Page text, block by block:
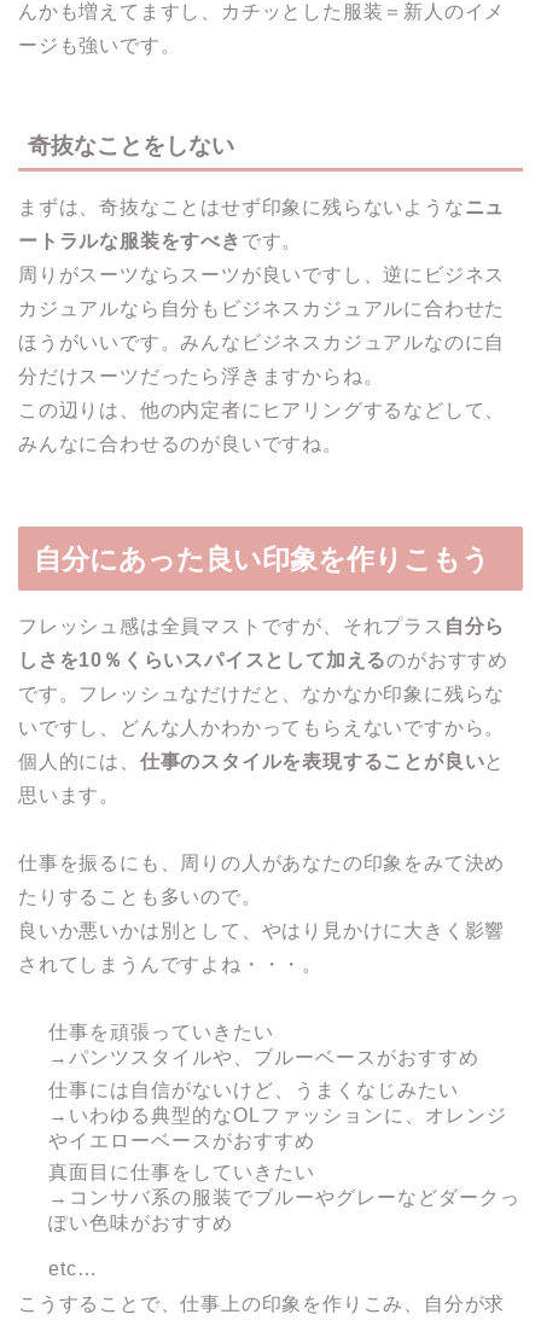
んかも増えてますし、カチッとした服装＝新人のイメ
ージも強いです。
奇抜なことをしない
まずは、奇抜なことはせず印象に残らないようなニュ
ートラルな服装をすべき です。
周りがスーツならスーツが良いですし、逆にビジネス
カジュアルなら自分もビジネスカジュアルに合わせた
ほうがいいです。みんなビジネスカジュアルなのに自
分だけスーツだったら浮きますからね。
この辺りは、他の内定者にヒアリングするなどして、
みんなに合わせるのが良いですね。
自分にあった良い印象を作りこもう
フレッシュ感は全員マストですが、それプラス 自分ら
しさを10％くらいスパイスとして加えるのがおすすめ
です。フレッシュなだけだと、なかなか印象に残らな
いですし、どんな人かわかってもらえないですから。
個人的には、 仕事のスタイルを表現することが良いと
思います。
仕事を振るにも、周りの人があなたの印象をみて決め
たりすることも多いので。
良いか悪いかは別として、やはり見かけに大きく影響
されてしまうんですよね・・・。
仕事を頑張っていきたい
→パンツスタイルや、ブルーベースがおすすめ
仕事には自信がないけど、うまくなじみたい
→いわゆる典型的なOLファッションに、オレンジ
やイエローベースがおすすめ
真面目に仕事をしていきたい
→コンサバ系の服装でブルーやグレーなどダークっ
ぽい色味がおすすめ
etc…
こうすることで、仕事上の印象を作りこみ、自分が求